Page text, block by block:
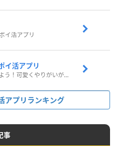
イ活アプリ
イ活アプリ
ペットを育ってポイ活しよう！可愛くやりがいがある新感覚アプリ
アプリランキング
事